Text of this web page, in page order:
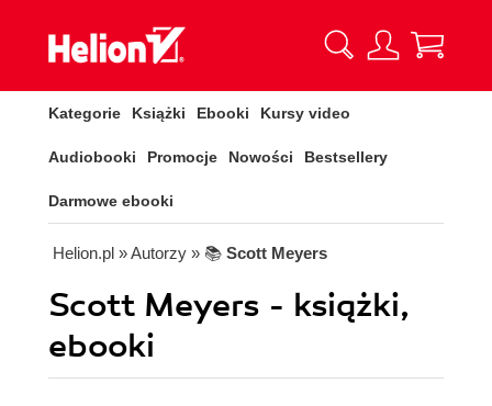
Kategorie Książki Ebooki Kursy video
Audiobooki Promocje Nowości Bestsellery
Darmowe ebooki
Helion.pl » Autorzy » 📚 Scott Meyers
Scott Meyers - książki,
ebooki